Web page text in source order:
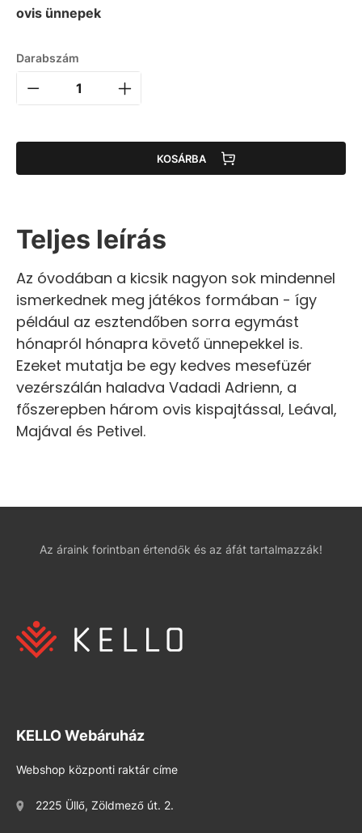
ovis ünnepek
Darabszám
KOSÁRBA
Teljes leírás
Az óvodában a kicsik nagyon sok mindennel
ismerkednek meg játékos formában - így
például az esztendőben sorra egymást
hónapról hónapra követő ünnepekkel is.
Ezeket mutatja be egy kedves mesefüzér
vezérszálán haladva Vadadi Adrienn, a
főszerepben három ovis kispajtással, Leával,
Majával és Petivel.
Az áraink forintban értendők és az áfát tartalmazzák!
KELLO Webáruház
Webshop központi raktár címe
2225 Üllő, Zöldmező út. 2.